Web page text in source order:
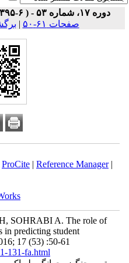
|برگشت به
Medlars |ProCite|Reference
RefWorks
H, SOHRABI A. The
in predicting student
Sci 2016; 17 (53) :50-61
article-1-131-fa.html